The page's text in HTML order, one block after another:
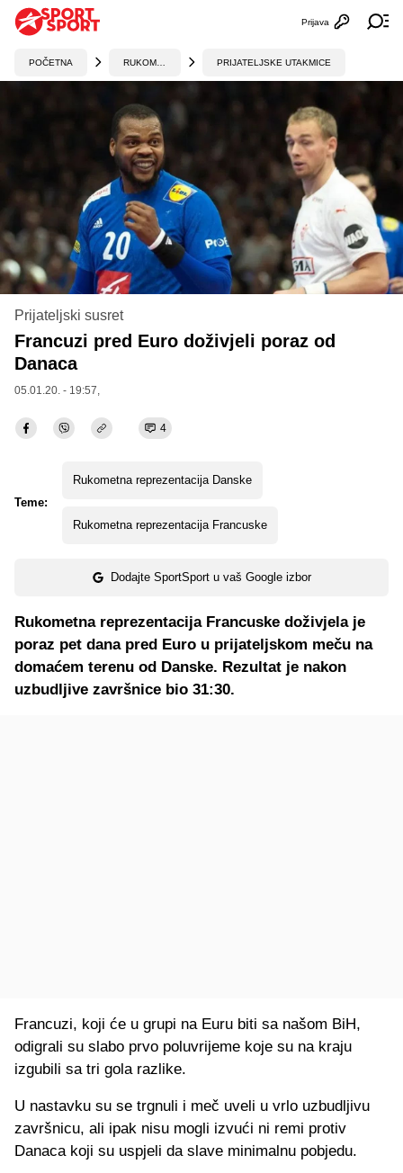
Otvori
Prijava
POČETNA PRIJATELJSKE UTAKMICE
Prijateljski susret
Francuzi pred Euro doživjeli poraz od
Danaca
05.01.20. - 19:57,
4
Teme:
Rukometna reprezentacija Danske
Rukometna reprezentacija Francuske
Dodajte SportSport u vaš Google izbor
Rukometna reprezentacija Francuske doživjela je
poraz pet dana pred Euro u prijateljskom meču na
domaćem terenu od Danske. Rezultat je nakon
uzbudljive završnice bio 31:30.
Francuzi, koji će u grupi na Euru biti sa našom BiH,
odigrali su slabo prvo poluvrijeme koje su na kraju
izgubili sa tri gola razlike.
U nastavku su se trgnuli i meč uveli u vrlo uzbudljivu
završnicu, ali ipak nisu mogli izvući ni remi protiv
Danaca koji su uspjeli da slave minimalnu pobjedu.